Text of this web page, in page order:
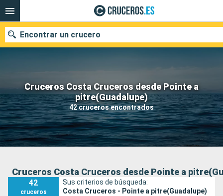
Cruceros Costa Cruceros desde Pointe a
pitre(Guadalupe)
42 cruceros encontrados
Encontrar un crucero
Nuestros destinos
Fecha de salida
Puertos Compañías
Cruceros Costa Cruceros desde Pointe a
42
cruceros
Sus criterios de búsqueda:
Costa Cruceros - Pointe a pitre(Guadalupe)